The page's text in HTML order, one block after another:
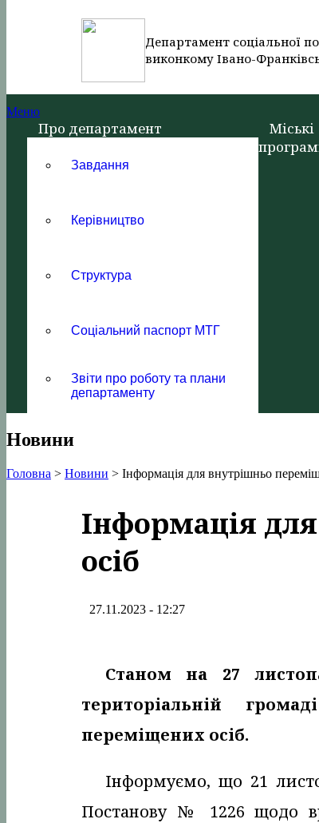
Департамент соціальної
виконкому Івано-
Меню
Про департамент
Завдання
Керівництво
Структура
Соціальний паспорт МТГ
Звіти про роботу та плани
департаменту
Міські
Новини
Головна > Новини > Інформація для внутрішньо
Інформація
осіб
27.11.2023 - 12:27
Станом на 27
територіальній
переміщених осіб.
Інформуємо, що 21
Постанову № 1226 щодо